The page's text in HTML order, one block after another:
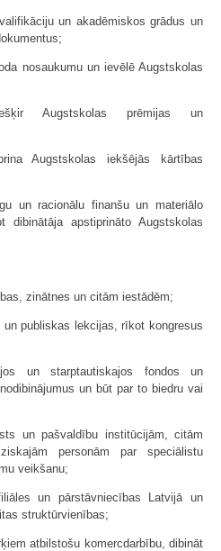
un akadēmiskos grādus un
nosaukumu un ievēlē Augstskolas
Augstskolas prēmijas un
Augstskolas iekšējās kārtības
un racionālu finanšu un materiālo
dibinātāja apstiprināto Augstskolas
zinātnes un citām iestādēm;
un publiskas lekcijas, rīkot kongresus
un starp­tautiskajos fondos un
un būt par to biedru vai
un pašvaldību institūcijām, citām
personām par speciālistu
veikšanu;
un pārstāvniecības Latvijā un
struktūrvienības;
atbilstošu komercdarbību, dibināt